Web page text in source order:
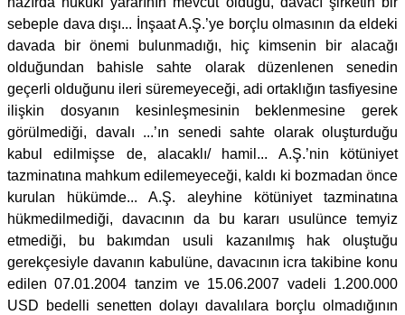
sebeple dava dışı... İnşaat A.Ş.’ye borçlu olmasının da eldeki
davada bir önemi bulunmadığı, hiç kimsenin bir alacağı
olduğundan bahisle sahte olarak düzenlenen senedin
geçerli olduğunu ileri süremeyeceği, adi ortaklığın tasfiyesine
ilişkin dosyanın kesinleşmesinin beklenmesine gerek
görülmediği, davalı ...’ın senedi sahte olarak oluşturduğu
kabul edilmişse de, alacaklı/ hamil... A.Ş.’nin kötüniyet
tazminatına mahkum edilemeyeceği, kaldı ki bozmadan önce
kurulan hükümde... A.Ş. aleyhine kötüniyet tazminatına
hükmedilmediği, davacının da bu kararı usulünce temyiz
etmediği, bu bakımdan usuli kazanılmış hak oluştuğu
gerekçesiyle davanın kabulüne, davacının icra takibine konu
edilen 07.01.2004 tanzim ve 15.06.2007 vadeli 1.200.000
USD bedelli senetten dolayı davalılara borçlu olmadığının